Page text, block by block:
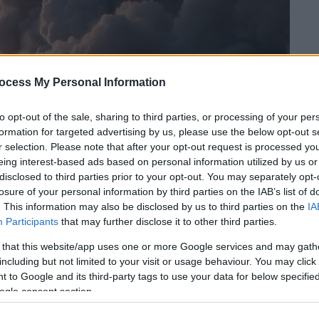
My Personal Information
opt-out of the sale, sharing to third parties, or processing of your
for targeted advertising by us, please use the below opt-out
selection. Please note that after your opt-out request is processed
interest-based ads based on personal information utilized by us
to third parties prior to your opt-out. You may separately
of your personal information by third parties on the IAB’s list of
This information may also be disclosed by us to third parties on the
Participants that may further disclose it to other third parties.
that this website/app uses one or more Google services and may
but not limited to your visit or usage behaviour. You may
to Google and its third-party tags to use your data for below
consent section.
το ΕΘΝΟΣ στη Google
στονΔιεθνή Διαστημικό Σταθμό
τριετή αποστολή στονΆρη ή πέρα από
πριν οιαστροναύτες επιστρέψουν στη
στο περιοδικό του ομίλου
με το συνταγολόγιο που